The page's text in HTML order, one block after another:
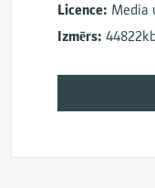
Licence: Media
Izmērs: